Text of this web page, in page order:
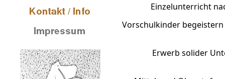
Einzelunterricht
Vorschulkinder
Erwerb solider